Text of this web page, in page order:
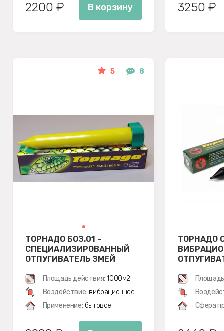
2200 ₽ В корзину 3250 ₽
5 8
ТОРНАДО БОЗ.01 -
СПЕЦИАЛИЗИРОВАННЫЙ
ОТПУГИВАТЕЛЬ ЗМЕЙ
Площадь действия: 1000м2
Воздействие: вибрационное
Применение: бытовое
ТОРНАДО
ПОЛЕВОК
Сфера